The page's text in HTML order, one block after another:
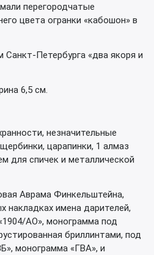
перегородчатые
цвета огранки «кабошон» в
Санкт-Петербурга «два якоря и
6,5 см.
незначительные
царапинки, 1 алмаз
для спичек и металлической
Аврама Финкельштейна,
накладках имена дарителей,
АО», монограмма под
бриллинтами, под
монограмма «ГВА», и